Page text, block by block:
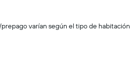
varían según el tipo de habitación